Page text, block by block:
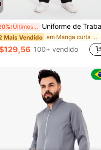
Últimos 2 dias Uniforme de Trabalho Masculino de Manga Curta, Jaleco de Laboratório, Avental de Salão de Beleza, Roupa Respirável com
Mais Vendido em Manga curta Conjuntos de uniformes masculinos
100+ vendido